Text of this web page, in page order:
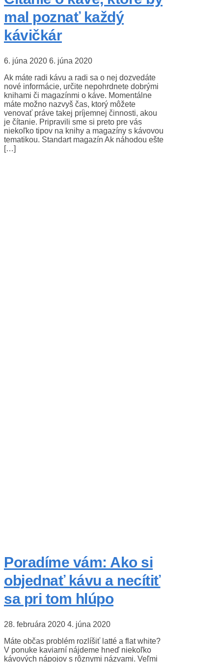
mal poznať každý
kávičkár
6. júna 2020 6. júna 2020
Ak máte radi kávu a radi sa o nej dozvedáte
nové informácie, určite nepohrdnete dobrými
knihami či magazínmi o káve. Momentálne
máte možno nazvyš čas, ktorý môžete
venovať práve takej príjemnej činnosti, akou
je čítanie. Pripravili sme si preto pre vás
niekoľko tipov na knihy a magazíny s kávovou
tematikou. Standart magazín Ak náhodou ešte
[…]
Poradíme vám: Ako si
objednať kávu a necítiť
sa pri tom hlúpo
28. februára 2020 4. júna 2020
Máte občas problém rozlíšiť latté a flat white?
V ponuke kaviarní nájdeme hneď niekoľko
kávových nápojov s rôznymi názvami. Veľmi